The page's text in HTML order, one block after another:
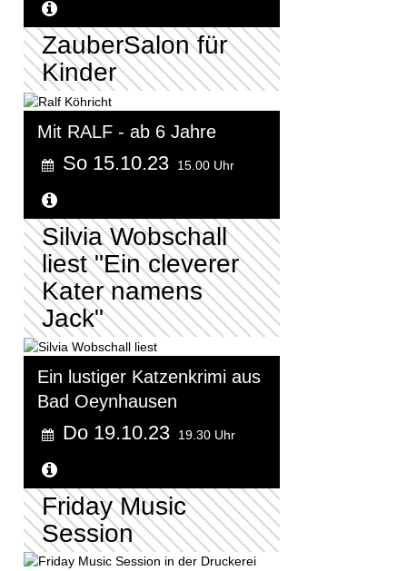
ZauberSalon für
Kinder
Mit RALF - ab 6 Jahre
So 15.10.23 15.00 Uhr
Silvia Wobschall
liest "Ein cleverer
Kater namens
Jack"
Ein lustiger Katzenkrimi aus
Bad Oeynhausen
Do 19.10.23 19.30 Uhr
Friday Music
Session